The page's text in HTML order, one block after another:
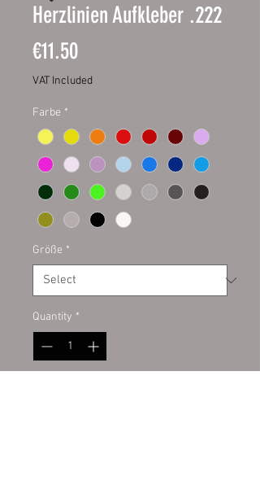
Herzlinien Aufkleber .222
€11.50Price
VAT Included
Farbe *
Größe *
Quantity *